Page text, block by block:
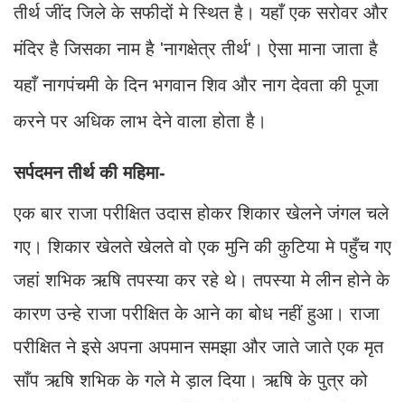
तीर्थ जींद जिले के सफीदों मे स्थित है। यहाँ एक सरोवर और
मंदिर है जिसका नाम है 'नागक्षेत्र तीर्थ'। ऐसा माना जाता है
यहाँ नागपंचमी के दिन भगवान शिव और नाग देवता की पूजा
करने पर अधिक लाभ देने वाला होता है।
सर्पदमन तीर्थ की महिमा-
एक बार राजा परीक्षित उदास होकर शिकार खेलने जंगल चले
गए। शिकार खेलते खेलते वो एक मुनि की कुटिया मे पहुँच गए
जहां शभिक ऋषि तपस्या कर रहे थे। तपस्या मे लीन होने के
कारण उन्हे राजा परीक्षित के आने का बोध नहीं हुआ। राजा
परीक्षित ने इसे अपना अपमान समझा और जाते जाते एक मृत
साँप ऋषि शभिक के गले मे ड़ाल दिया। ऋषि के पुत्र को